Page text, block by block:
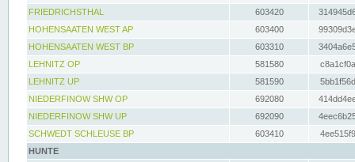
FRIEDRICHSTHAL
603420
HOHENSAATEN WEST AP
603400
HOHENSAATEN WEST BP
603310
LEHNITZ OP
581580
LEHNITZ UP
581590
NIEDERFINOW SHW OP
692080
NIEDERFINOW SHW UP
692090
SCHWEDT SCHLEUSE BP
603410
HUNTE